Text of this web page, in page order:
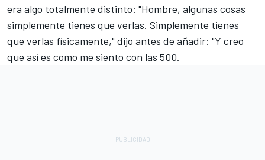
era algo totalmente distinto: "Hombre, algunas cosas
simplemente tienes que verlas. Simplemente tienes
que verlas físicamente," dijo antes de añadir: "Y creo
que así es como me siento con las 500.